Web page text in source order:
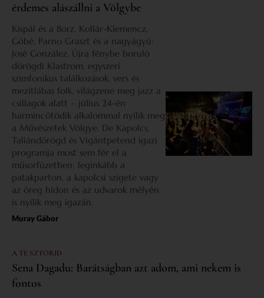
érdemes alászállni a Völgybe
Kispál és a Borz, Kollár-Klemencz,
Góbé, Parno Graszt és a nagyágyú:
José González. Újra fénybe boruló
dörögdi Klastrom, egyszeri
szimfonikus találkozások, vers és
mezítlábas folk, világzene meg jazz a
csillagok alatt – július 24-én
harmincötödik alkalommal nyílik meg
a Művészetek Völgye. De Kapolcs,
Taliándörögd és Vigántpetend igazi
programja most sem fér el a
műsorfüzetben: leginkább a
patakparton, a kapolcsi szigete vagy
az öreg hídon és az udvarok mélyén
is nyílik meg igazán.
Muray Gábor
A TE SZTORID
Sena Dagadu: Barátságban azt adom, ami nekem is
fontos